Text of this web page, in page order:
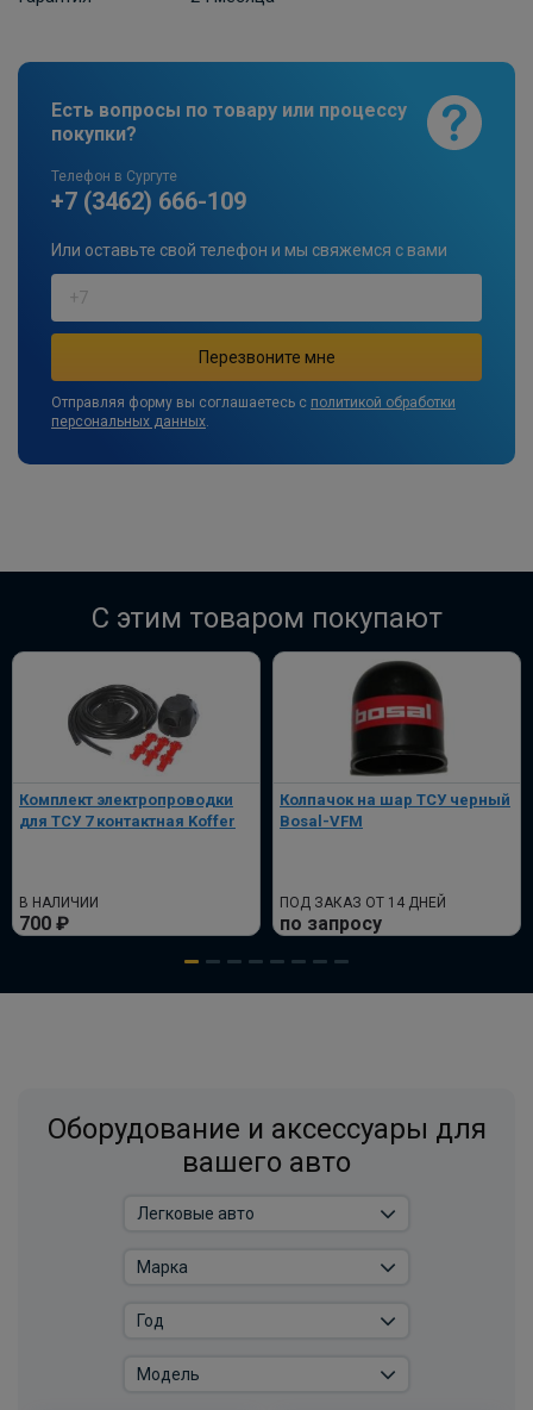
Есть вопросы по товару или процессу
покупки?
Телефон в Сургуте
+7 (3462) 666-109
Или оставьте свой телефон и мы свяжемся с вами
Отправляя форму вы соглашаетесь с политикой обработки
персональных данных.
C этим товаром покупают
Комплект электропроводки
для ТСУ 7 контактная Koffer
В НАЛИЧИИ
700 ₽
Колпачок на шар ТСУ черный
Bosal-VFM
ПОД ЗАКАЗ ОТ 14 ДНЕЙ
по запросу
Оборудование и аксессуары для
вашего авто